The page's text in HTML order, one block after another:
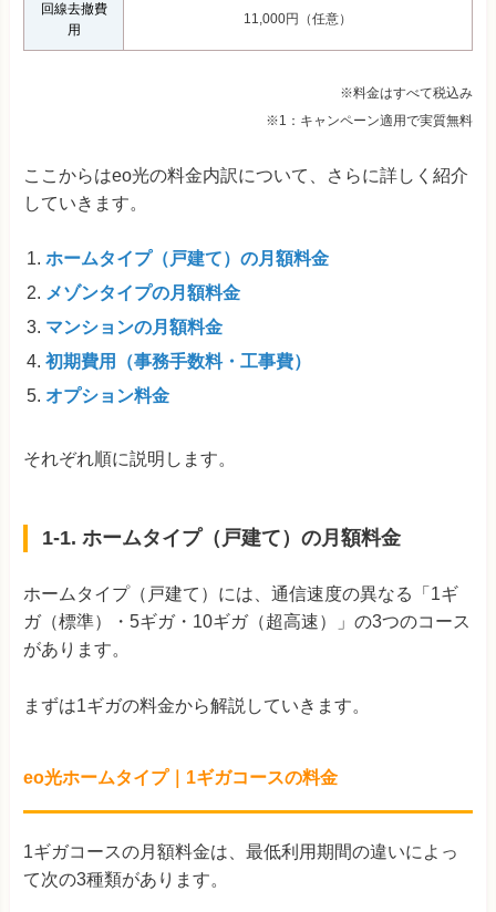
回線去撤費
用
11,000円（任意）
※料金はすべて税込み
※1：キャンペーン適用で実質無料
ここからはeo光の料金内訳について、さらに詳しく紹介
していきます。
ホームタイプ（戸建て）の月額料金
メゾンタイプの月額料金
マンションの月額料金
初期費用（事務手数料・工事費）
オプション料金
それぞれ順に説明します。
1-1. ホームタイプ（戸建て）の月額料金
ホームタイプ（戸建て）には、通信速度の異なる「1ギ
ガ（標準）・5ギガ・10ギガ（超高速）」の3つのコース
があります。
まずは1ギガの料金から解説していきます。
eo光ホームタイプ｜1ギガコースの料金
1ギガコースの月額料金は、最低利用期間の違いによっ
て次の3種類があります。